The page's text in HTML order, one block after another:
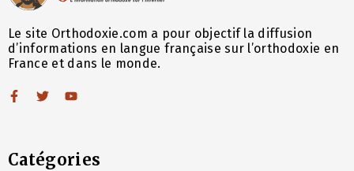
Le site Orthodoxie.com a pour objectif la diffusion
d’informations en langue française sur l’orthodoxie en
France et dans le monde.
Catégories